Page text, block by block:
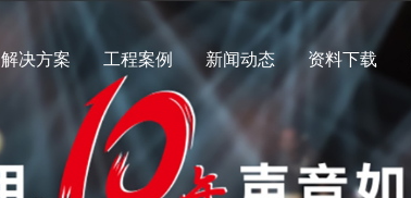
解决方案 工程案例 新闻动态 资料下载